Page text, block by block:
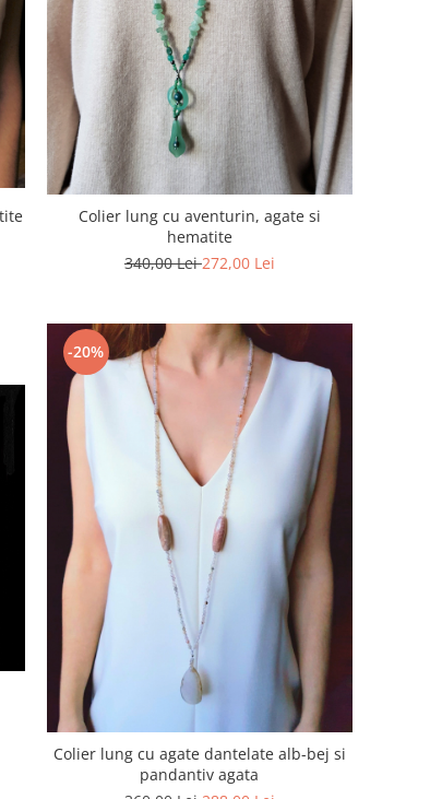
Colier lung cu aventurin, agate si
hematite
340,00 Lei272,00 Lei
-20%
Colier lung cu agate dantelate alb-bej si
pandantiv agata